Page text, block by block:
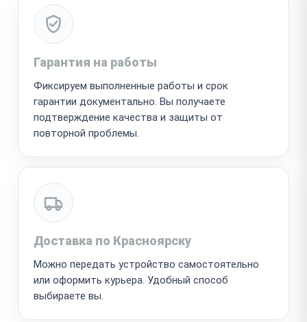
Гарантия на работы
Фиксируем выполненные работы и срок
гарантии документально. Вы получаете
подтверждение качества и защиты от
повторной проблемы.
Доставка по Красноярску
Можно передать устройство самостоятельно
или оформить курьера. Удобный способ
выбираете вы.